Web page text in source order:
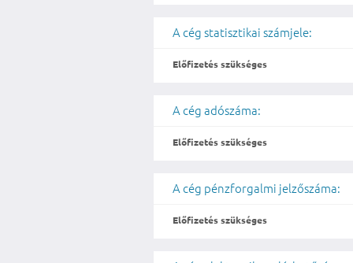
A cég statisztikai számjele:
Előfizetés szükséges
A cég adószáma:
Előfizetés szükséges
A cég pénzforgalmi jelzőszáma:
Előfizetés szükséges